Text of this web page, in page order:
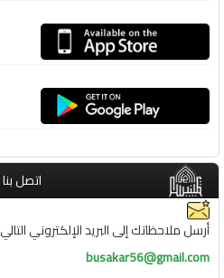
اتصل بنا
أرسل ملاحظاتك إلى البريد الإلكتروني التالي
busakar56@gmail.com